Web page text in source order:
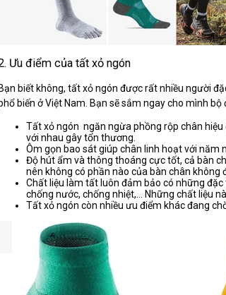
Ưu điểm của tất xỏ ngón
Bạn biết không, tất xỏ ngón được rất nhiều người
biến ở Việt Nam. Bạn sẽ sắm ngay cho mình bộ
Tất xỏ ngón ngăn ngừa phồng rộp chân
với nhau gây tổn thương.
Ôm gọn bao sát giúp chân linh hoạt với năm
Độ hút ẩm và thông thoáng cực tốt, cả bàn
nên không có phần nào của bàn chân không
Chất liệu làm tất luôn đảm bảo có những
chống nước, chống nhiệt,… Những chất liệu
Tất xỏ ngón còn nhiều ưu điểm khác đang